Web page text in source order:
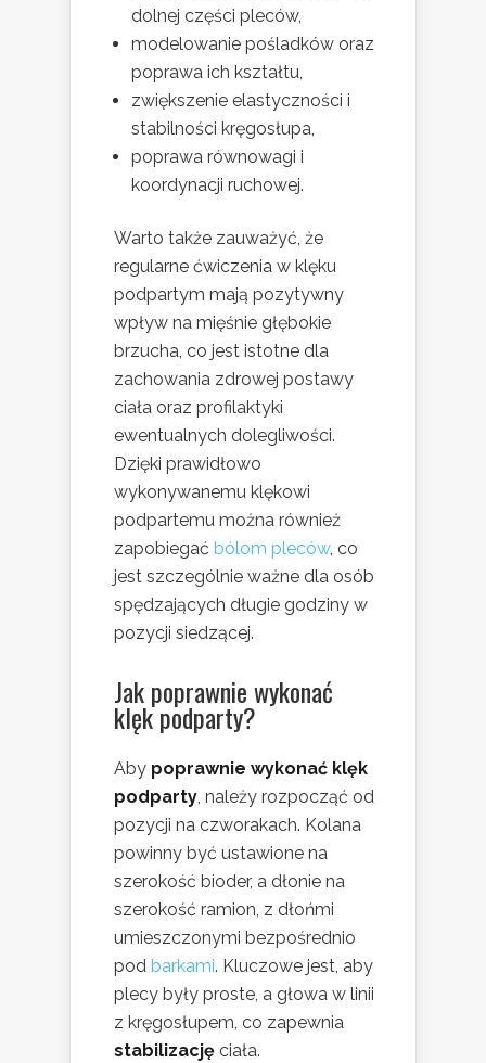
dolnej części pleców,
modelowanie pośladków oraz
poprawa ich kształtu,
zwiększenie elastyczności i
stabilności kręgosłupa,
poprawa równowagi i
koordynacji ruchowej.
Warto także zauważyć, że
regularne ćwiczenia w klęku
podpartym mają pozytywny
wpływ na mięśnie głębokie
brzucha, co jest istotne dla
zachowania zdrowej postawy
ciała oraz profilaktyki
ewentualnych dolegliwości.
Dzięki prawidłowo
wykonywanemu klękowi
podpartemu można również
zapobiegać bólom pleców, co
jest szczególnie ważne dla osób
spędzających długie godziny w
pozycji siedzącej.
Jak poprawnie wykonać
klęk podparty?
Aby poprawnie wykonać klęk
podparty, należy rozpocząć od
pozycji na czworakach. Kolana
powinny być ustawione na
szerokość bioder, a dłonie na
szerokość ramion, z dłońmi
umieszczonymi bezpośrednio
pod barkami. Kluczowe jest, aby
plecy były proste, a głowa w linii
z kręgosłupem, co zapewnia
stabilizację ciała.